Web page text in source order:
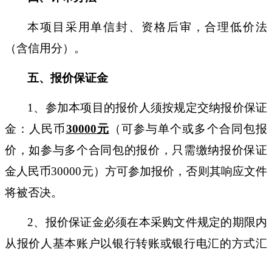
本项目采用单信封、资格后审，合理低价法
（含信用分）。
五、报价保证金
1、参加本项目的报价人须按规定交纳报价保证
金：人民币30000元 （可参与单个或多个合同包报
价，如参与多个合同包的报价，只需缴纳报价保证
金人民币30000元）方可参加报价，否则其响应文件
将被否决。
2、报价保证金必须在本采购文件规定的期限内
从报价人基本账户以银行转账或银行电汇的方式汇